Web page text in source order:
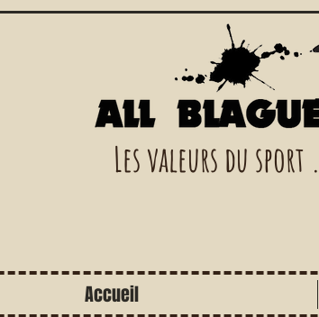
Les valeurs du
Accueil